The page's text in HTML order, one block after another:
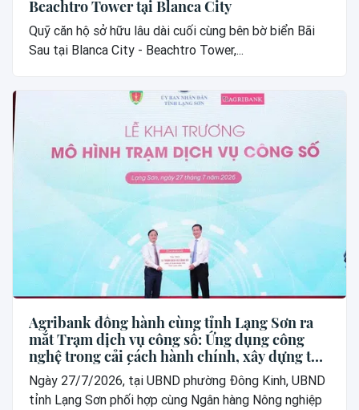
Beachtro Tower tại Blanca City
Quỹ căn hộ sở hữu lâu dài cuối cùng bên bờ biển Bãi
Sau tại Blanca City - Beachtro Tower,...
Agribank đồng hành cùng tỉnh Lạng Sơn ra
mắt Trạm dịch vụ công số: Ứng dụng công
nghệ trong cải cách hành chính, xây dựng thế
hệ “công dân số”
Ngày 27/7/2026, tại UBND phường Đông Kinh, UBND
tỉnh Lạng Sơn phối hợp cùng Ngân hàng Nông nghiệp